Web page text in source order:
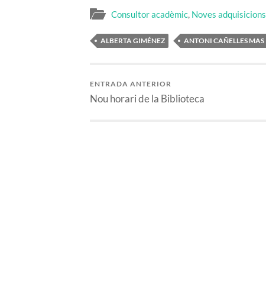
Consultor acadèmic, Noves adquisicions
ALBERTA GIMÉNEZ ANTONI CAÑELLES MAS
ENTRADA ANTERIOR
Nou horari de la Biblioteca